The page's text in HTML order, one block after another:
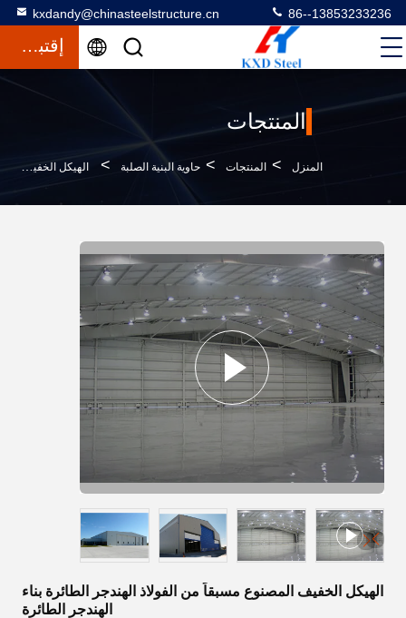
kxdandy@chinasteelstructure.cn 86--13853233236
إقتباس
المنتجات
المنزل > المنتجات > حاوية البنية الصلبة > الهيكل الخفيف المصنوع مسبقاً من الفولاذ الهندجر الطائرة بناء الهندجر الطائرة
الهيكل الخفيف المصنوع مسبقاً من الفولاذ الهندجر الطائرة بناء
الهندجر الطائرة